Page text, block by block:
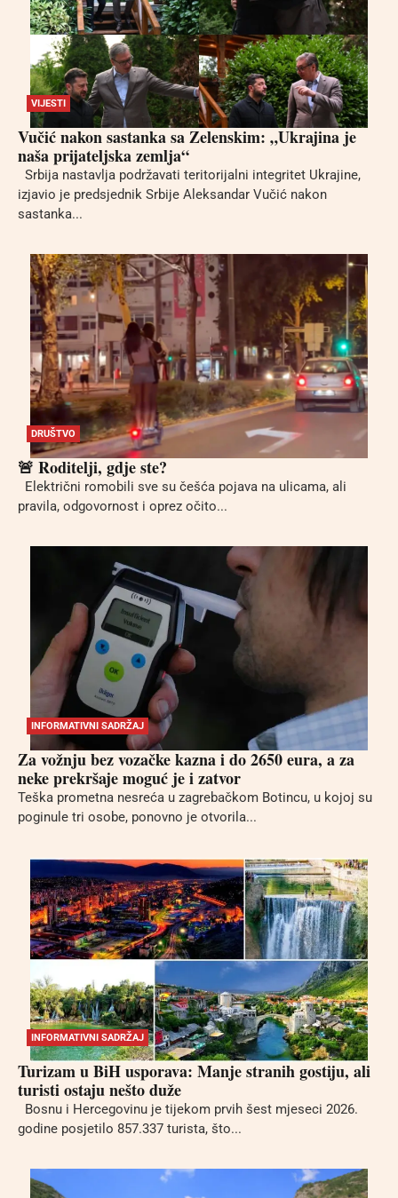
VIJESTI
Vučić nakon sastanka sa Zelenskim: „Ukrajina je
naša prijateljska zemlja“
Srbija nastavlja podržavati teritorijalni integritet Ukrajine,
izjavio je predsjednik Srbije Aleksandar Vučić nakon
sastanka...
DRUŠTVO
🚨 Roditelji, gdje ste?
Električni romobili sve su češća pojava na ulicama, ali
pravila, odgovornost i oprez očito...
INFORMATIVNI SADRŽAJ
Za vožnju bez vozačke kazna i do 2650 eura, a za
neke prekršaje moguć je i zatvor
Teška prometna nesreća u zagrebačkom Botincu, u kojoj su
poginule tri osobe, ponovno je otvorila...
INFORMATIVNI SADRŽAJ
Turizam u BiH usporava: Manje stranih gostiju, ali
turisti ostaju nešto duže
Bosnu i Hercegovinu je tijekom prvih šest mjeseci 2026.
godine posjetilo 857.337 turista, što...